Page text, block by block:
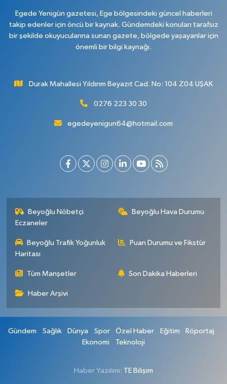
Egede Yenigün gazetesi, Ege bölgesindeki güncel haberleri
takip edenler için öncü bir kaynak. Gündemdeki konuları tarafsız
bir şekilde okuyucularına sunan gazete, bölgede yaşayanlar için
önemli bir bilgi kaynağı.
Durak Mahallesi Yıldırım Beyazıt Cad. No: 104 Z04 UŞAK
0276 223 30 30
egedeyenigun64@hotmail.com
Beyoğlu Nöbetçi
Eczaneler
Beyoğlu Hava Durumu
Beyoğlu Trafik Yoğunluk
Haritası
Puan Durumu ve Fikstür
Tüm Manşetler Son Dakika Haberleri
Haber Arşivi
Gündem Sağlık Dünya Spor Özel Haber Eğitim
Röportaj
Ekonomi
Teknoloji
Haber Yazılımı: TE Bilişim